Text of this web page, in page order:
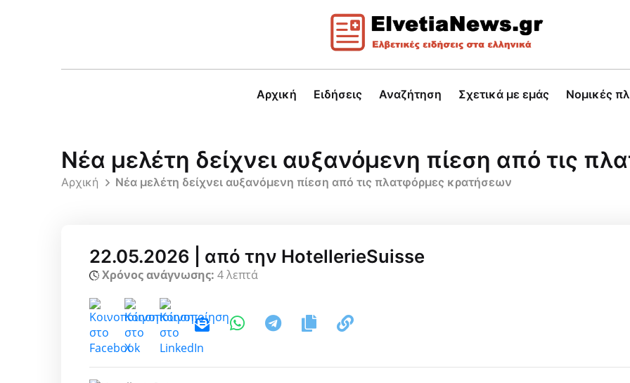
Αρχική Ειδήσεις Αναζήτηση Σχετικά με εμάς Νομικές
Νέα μελέτη δείχνει αυξανόμενη πίεση από τις
Αρχική Νέα μελέτη δείχνει αυξανόμενη πίεση από τις πλατφόρμες κρατήσεων
22.05.2026 | από την HotellerieSuisse
Χρόνος ανάγνωσης: 4 λεπτά